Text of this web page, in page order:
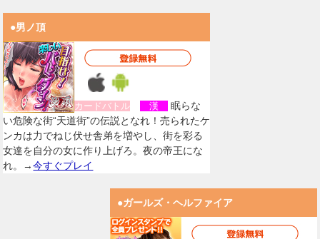
●男ノ頂
カードバトル 漢
眠らな
い危険な街“天道街”の伝説となれ！売られたケ
ンカは力でねじ伏せ舎弟を増やし、街を彩る
女達を自分の女に作り上げろ。夜の帝王にな
れ。→今すぐプレイ
●ガールズ・ヘルファイア